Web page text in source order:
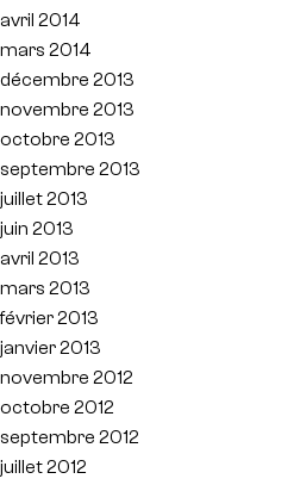
avril 2014
mars 2014
décembre 2013
novembre 2013
octobre 2013
septembre 2013
juillet 2013
juin 2013
avril 2013
mars 2013
février 2013
janvier 2013
novembre 2012
octobre 2012
septembre 2012
juillet 2012